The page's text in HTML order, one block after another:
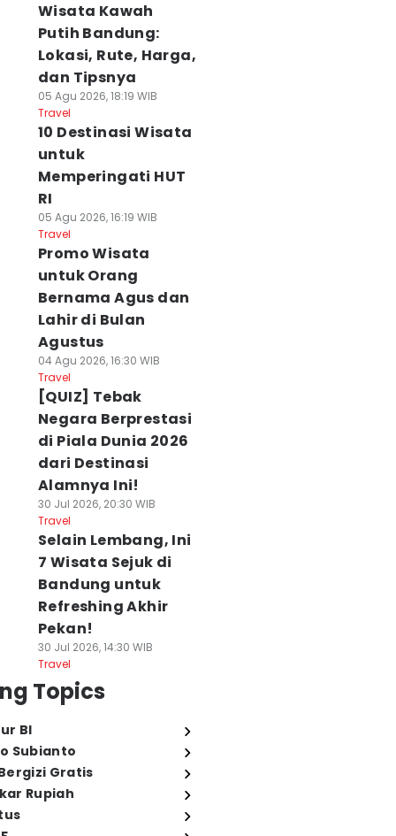
Wisata Kawah
Putih Bandung:
Lokasi, Rute, Harga,
dan Tipsnya
05 Agu 2026, 18:19 WIB
Travel
10 Destinasi Wisata
untuk
Memperingati HUT
RI
05 Agu 2026, 16:19 WIB
Travel
Promo Wisata
untuk Orang
Bernama Agus dan
Lahir di Bulan
Agustus
04 Agu 2026, 16:30 WIB
Travel
[QUIZ] Tebak
Negara Berprestasi
di Piala Dunia 2026
dari Destinasi
Alamnya Ini!
30 Jul 2026, 20:30 WIB
Travel
Selain Lembang, Ini
7 Wisata Sejuk di
Bandung untuk
Refreshing Akhir
Pekan!
30 Jul 2026, 14:30 WIB
Travel
Topics
BI
Subianto
Gratis
Rupiah